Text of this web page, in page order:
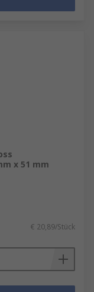
x 51 mm
€ 20,89/Stück